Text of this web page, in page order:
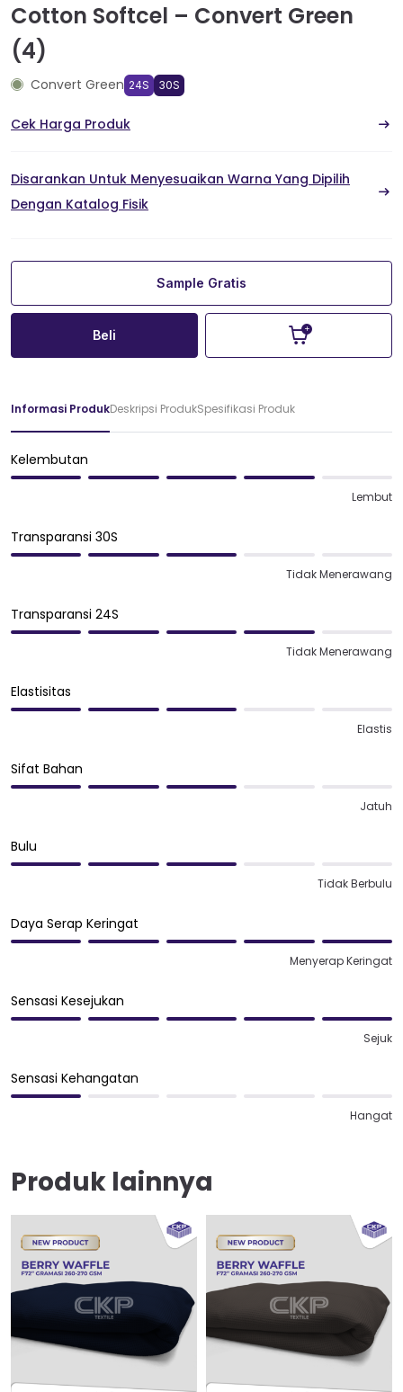
Cotton Softcel – Convert Green
(4)
Convert Green 24S 30S
Cek Harga Produk
Disarankan Untuk Menyesuaikan Warna Yang Dipilih
Dengan Katalog Fisik
Sample Gratis
Beli
Informasi ProdukDeskripsi ProdukSpesifikasi Produk
Kelembutan
Lembut
Transparansi 30S
Tidak Menerawang
Transparansi 24S
Tidak Menerawang
Elastisitas
Elastis
Sifat Bahan
Jatuh
Bulu
Tidak Berbulu
Daya Serap Keringat
Menyerap Keringat
Sensasi Kesejukan
Sejuk
Sensasi Kehangatan
Hangat
Produk lainnya